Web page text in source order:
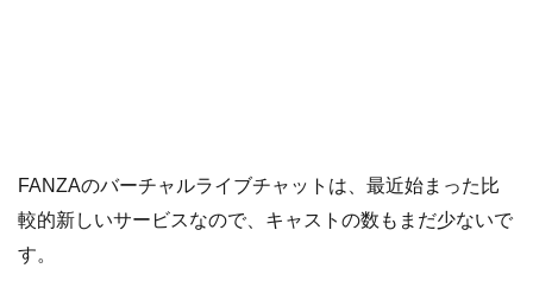
FANZAのバーチャルライブチャットは、最近始まった比
較的新しいサービスなので、キャストの数もまだ少ないで
す。